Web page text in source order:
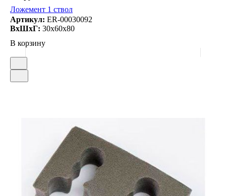
Ложемент 1 ствол
Артикул: ER-00030092
ВxШxГ: 30x60x80
В корзину